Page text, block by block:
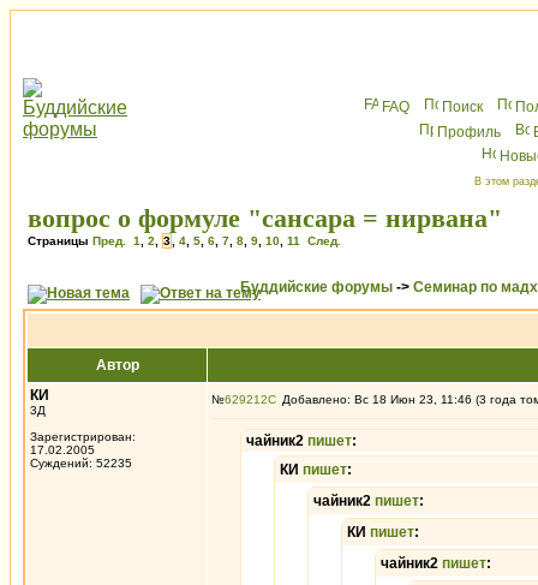
FAQ Поиск
Профиль
В этом
вопрос о формуле "сансара = нирвана"
Страницы Пред. 1 2 3 4 5 6 7 8 9 10 11 След.
Буддийские форумы -> Семинар по
Автор
КИ
3Д
Зарегистрирован:
17.02.2005
Суждений: 52235
№629212 Добавлено: Вс 18 Июн 23, 11:46 (3 года
чайник2 пишет:
КИ пишет:
чайник2 пишет:
КИ пишет:
чайник2 пишет: